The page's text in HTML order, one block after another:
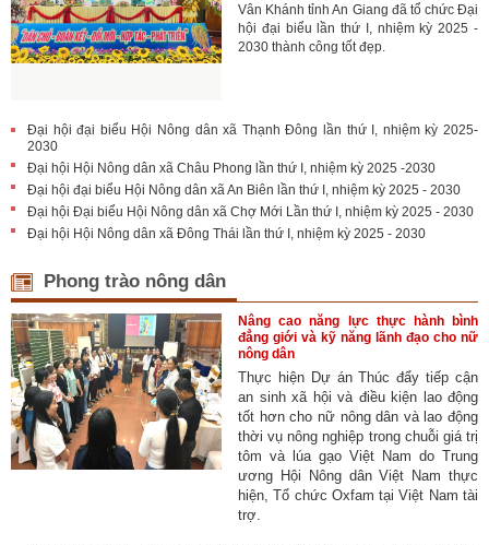
Vân Khánh tỉnh An Giang đã tổ chức Đại
hội đại biểu lần thứ I, nhiệm kỳ 2025 -
2030 thành công tốt đẹp.
Đại hội đại biểu Hội Nông dân xã Thạnh Đông lần thứ I, nhiệm kỳ 2025-
2030
Đại hội Hội Nông dân xã Châu Phong lần thứ I, nhiệm kỳ 2025 -2030
Đại hội đại biểu Hội Nông dân xã An Biên lần thứ I, nhiệm kỳ 2025 - 2030
Đại hội Đại biểu Hội Nông dân xã Chợ Mới Lần thứ I, nhiệm kỳ 2025 - 2030
Đại hội Hội Nông dân xã Đông Thái lần thứ I, nhiệm kỳ 2025 - 2030
Phong trào nông dân
Nâng cao năng lực thực hành bình
đẳng giới và kỹ năng lãnh đạo cho nữ
nông dân
Thực hiện Dự án Thúc đẩy tiếp cận
an sinh xã hội và điều kiện lao động
tốt hơn cho nữ nông dân và lao động
thời vụ nông nghiệp trong chuỗi giá trị
tôm và lúa gạo Việt Nam do Trung
ương Hội Nông dân Việt Nam thực
hiện, Tổ chức Oxfam tại Việt Nam tài
trợ.